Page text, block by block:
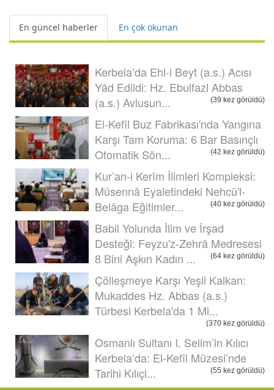
En güncel haberler En çok okunan
Kerbela’da Ehl-i Beyt (a.s.) Acısı
Yâd Edildi: Hz. Ebulfazl Abbas
(a.s.) Avlusun...
(39 kez görüldü)
El-Kefîl Buz Fabrikası'nda Yangına
Karşı Tam Koruma: 6 Bar Basınçlı
Otomatik Sön...
(42 kez görüldü)
Kur’an-i Kerîm İlimleri Kompleksi:
Müsennâ Eyaletindeki Nehcü'l-
Belâga Eğitimler...
(40 kez görüldü)
Babil Yolunda İlim ve İrşad
Desteği: Feyzu'z-Zehrâ Medresesi
8 Bini Aşkın Kadın ...
(64 kez görüldü)
Çölleşmeye Karşı Yeşil Kalkan:
Mukaddes Hz. Abbas (a.s.)
Türbesi Kerbela'da 1 Mi...
(370 kez görüldü)
Osmanlı Sultanı I. Selim’in Kılıcı
Kerbela’da: El-Kefîl Müzesi’nde
Tarihi Kılıçl...
(55 kez görüldü)